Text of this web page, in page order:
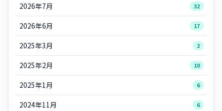
2026年7月 32
2026年6月 17
2025年3月 2
2025年2月 10
2025年1月 6
2024年11月 6